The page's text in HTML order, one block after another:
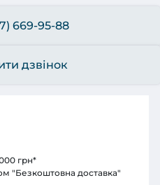
669-95-88
дзвінок
грн*
"Безкоштовна доставка"